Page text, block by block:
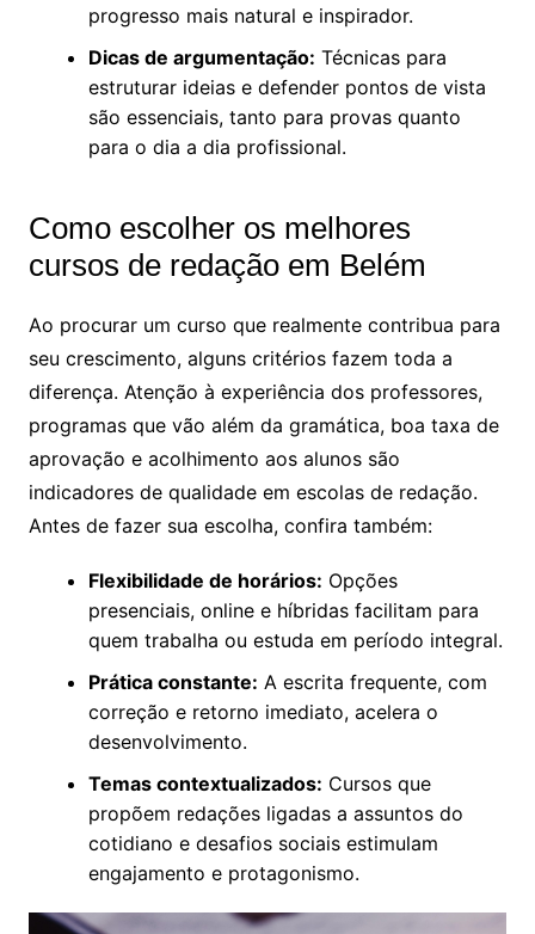
progresso mais natural e inspirador.
Dicas de argumentação: Técnicas para
estruturar ideias e defender pontos de vista
são essenciais, tanto para provas quanto
para o dia a dia profissional.
Como escolher os melhores
cursos de redação em Belém
Ao procurar um curso que realmente contribua para
seu crescimento, alguns critérios fazem toda a
diferença. Atenção à experiência dos professores,
programas que vão além da gramática, boa taxa de
aprovação e acolhimento aos alunos são
indicadores de qualidade em escolas de redação.
Antes de fazer sua escolha, confira também:
Flexibilidade de horários: Opções
presenciais, online e híbridas facilitam para
quem trabalha ou estuda em período integral.
Prática constante: A escrita frequente, com
correção e retorno imediato, acelera o
desenvolvimento.
Temas contextualizados: Cursos que
propõem redações ligadas a assuntos do
cotidiano e desafios sociais estimulam
engajamento e protagonismo.